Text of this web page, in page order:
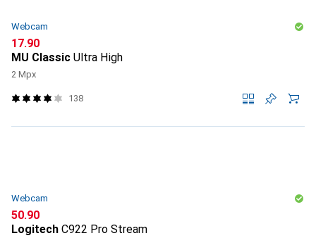
Webcam
CHF
17.90
MU Classic Ultra High
2 Mpx
138
Webcam
CHF
50.90
Logitech C922 Pro Stream